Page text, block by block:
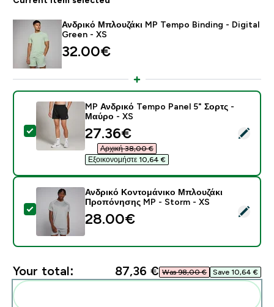
Ανδρικό Μπλουζάκι MP Tempo Binding - Digital
Green - XS
32.00€‎
Select this product - MP Ανδρικό Tempo Panel 5"
MP Ανδρικό Tempo Panel 5" Σορτς -
Μαύρο - XS
discounted price
27.36€‎
Αρχική 38,00 €‎
Εξοικονομήστε 10,64 €‎
Select this product - Ανδρικό Κοντομάνικο
Ανδρικό Κοντομάνικο Μπλουζάκι
Προπόνησης MP - Storm - XS
28.00€‎
Your total: 87,36 €‎ Was 98,00 €‎ Save 10,64 €‎